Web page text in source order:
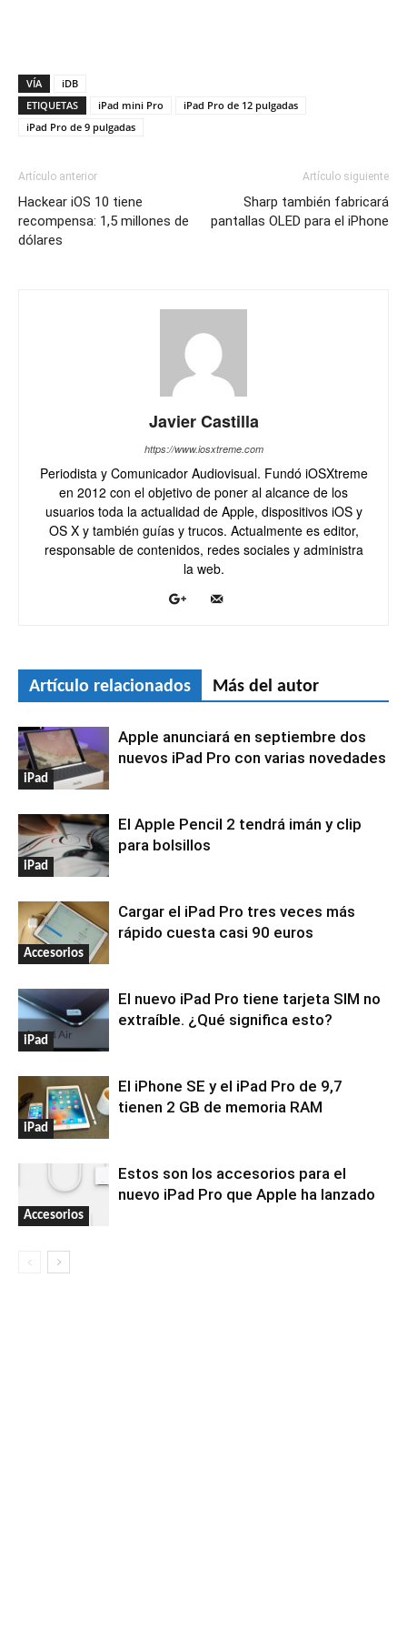
VÍA
iDB
ETIQUETAS
iPad mini Pro
iPad Pro de 12 pulgadas
iPad Pro de 9 pulgadas
Artículo anterior
Hackear iOS 10 tiene
recompensa: 1,5 millones de
dólares
Artículo siguiente
Sharp también fabricará
pantallas OLED para el iPhone
Javier Castilla
https://www.iosxtreme.com
Periodista y Comunicador Audiovisual. Fundó iOSXtreme
en 2012 con el objetivo de poner al alcance de los
usuarios toda la actualidad de Apple, dispositivos iOS y
OS X y también guías y trucos. Actualmente es editor,
responsable de contenidos, redes sociales y administra
la web.
Artículo relacionados Más del autor
iPad
Apple anunciará en septiembre dos
nuevos iPad Pro con varias novedades
iPad
El Apple Pencil 2 tendrá imán y clip
para bolsillos
Accesorios
Cargar el iPad Pro tres veces más
rápido cuesta casi 90 euros
iPad
El nuevo iPad Pro tiene tarjeta SIM no
extraíble. ¿Qué significa esto?
iPad
El iPhone SE y el iPad Pro de 9,7
tienen 2 GB de memoria RAM
Accesorios
Estos son los accesorios para el
nuevo iPad Pro que Apple ha lanzado